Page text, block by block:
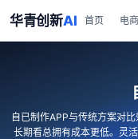
华青创新AI 首页 电
自已制作APP与传统方案对
长期看总拥有成本更低。灵